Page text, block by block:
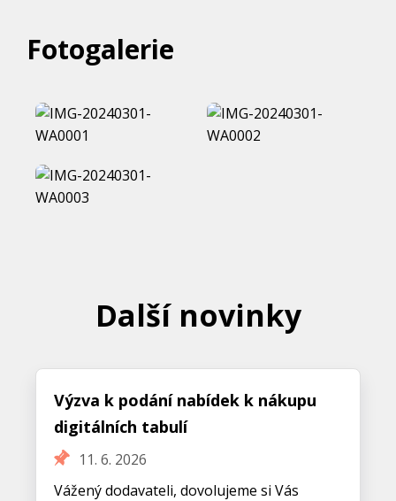
Fotogalerie
Další novinky
Výzva k podání nabídek k nákupu
digitálních tabulí
11. 6. 2026
Vážený dodavateli, dovolujeme si Vás